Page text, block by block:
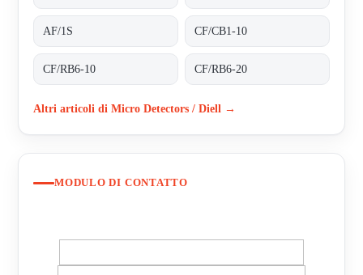
AF/1S CF/CB1-10
CF/RB6-10 CF/RB6-20
Altri articoli di Micro Detectors / Diell →
MODULO DI CONTATTO